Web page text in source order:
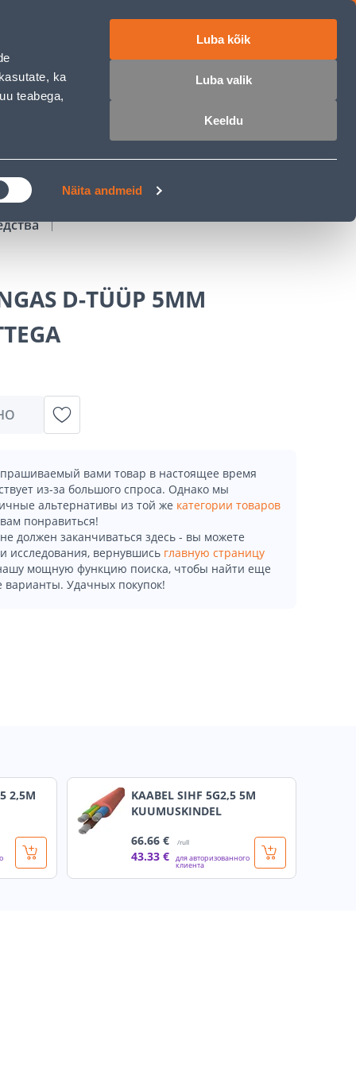
ka
teabega,
Näita andmeid
Luba kõik
Luba valik
Keeldu
D-TÜÜP 5MM
вами товар в настоящее время
из-за большого спроса. Однако мы
альтернативы из той же категории товаров
понравиться!
должен заканчиваться здесь - вы можете
исследования, вернувшись главную страницу
мощную функцию поиска, чтобы найти еще
варианты. Удачных покупок!
2,5M
KAABEL SIHF 5G2,5 5M
KUUMUSKINDEL
66.66 € /rull
43.33 € для авторизованного
клиента